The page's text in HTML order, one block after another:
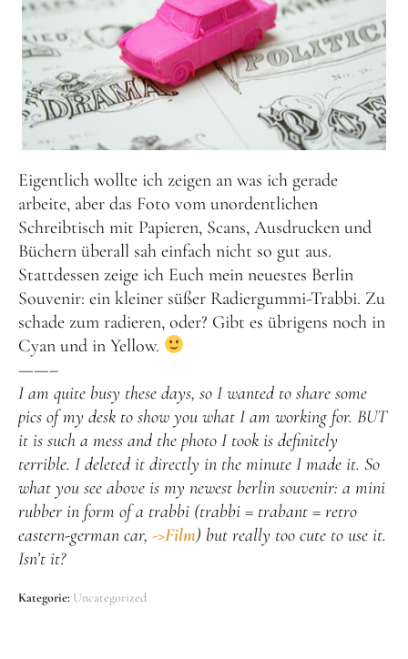
Eigentlich wollte ich zeigen an was ich gerade
arbeite, aber das Foto vom unordentlichen
Schreibtisch mit Papieren, Scans, Ausdrucken und
Büchern überall sah einfach nicht so gut aus.
Stattdessen zeige ich Euch mein neuestes Berlin
Souvenir: ein kleiner süßer Radiergummi-Trabbi. Zu
schade zum radieren, oder? Gibt es übrigens noch in
Cyan und in Yellow.
——–
I am quite busy these days, so I wanted to share some
pics of my desk to show you what I am working for. BUT
it is such a mess and the photo I took is definitely
terrible. I deleted it directly in the minute I made it. So
what you see above is my newest berlin souvenir: a mini
rubber in form of a trabbi (trabbi = trabant = retro
eastern-german car, ->Film) but really too cute to use it.
Isn’t it?
Kategorie: Uncategorized